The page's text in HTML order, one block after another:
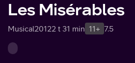
Les Misérables
Musical20122 t 31 min 11+ 7.5